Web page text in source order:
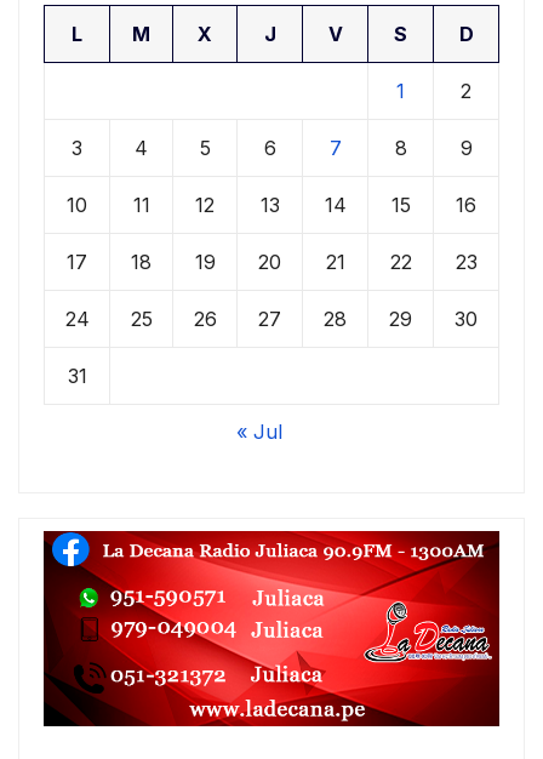
L M X J V S D
1 2
3 4 5 6 7 8 9
10 11 12 13 14 15 16
17 18 19 20 21 22 23
24 25 26 27 28 29 30
31
« Jul